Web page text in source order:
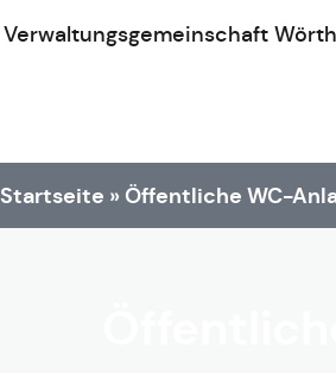
Verwaltungsgemeinschaft Wörth
Startseite »Öffentliche WC-